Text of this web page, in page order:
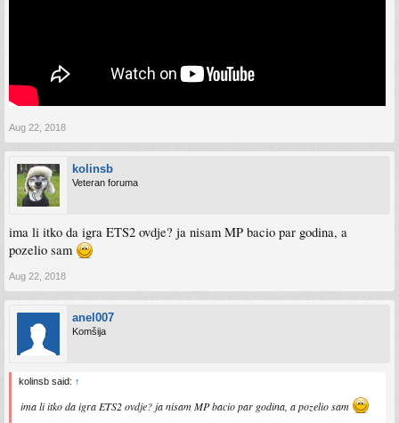
Aug 22, 2018
kolinsb
Veteran foruma
ima li itko da igra ETS2 ovdje? ja nisam MP bacio par godina, a
pozelio sam
Aug 22, 2018
anel007
Komšija
kolinsb said: ↑
ima li itko da igra ETS2 ovdje? ja nisam MP bacio par godina, a pozelio sam